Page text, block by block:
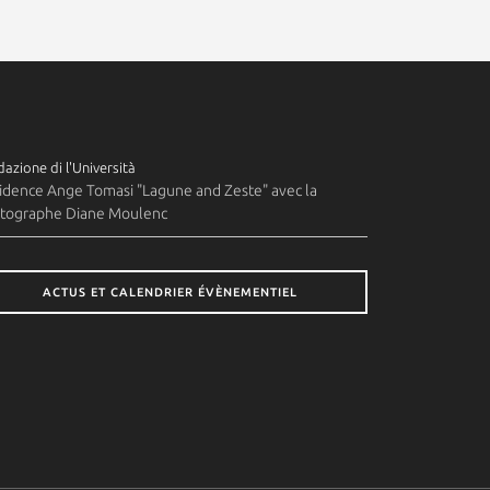
di l'Università
Ange Tomasi "Lagune and Zeste" avec la
Diane Moulenc
ACTUS ET CALENDRIER ÉVÈNEMENTIEL